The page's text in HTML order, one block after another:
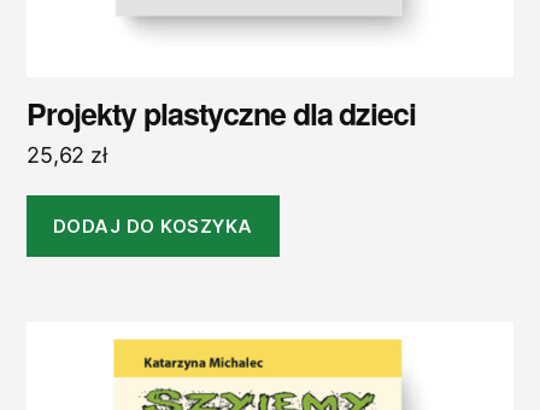
Projekty plastyczne dla dzieci
25,62 zł
DODAJ DO KOSZYKA